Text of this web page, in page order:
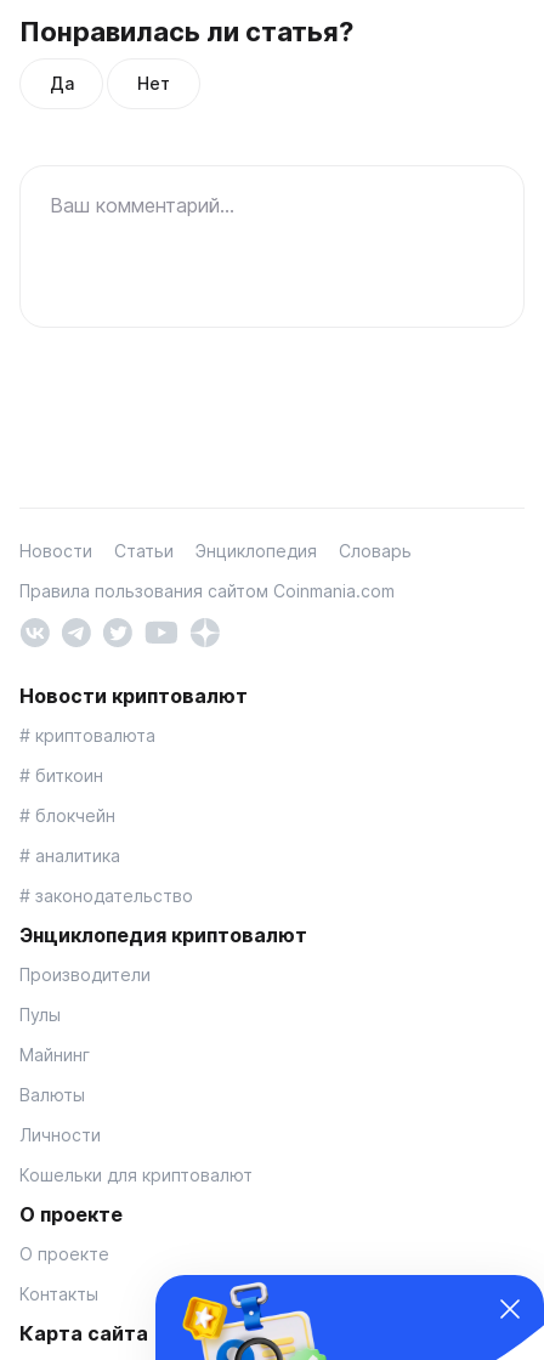
Понравилась ли статья?
Да Нет
Ваш комментарий...
Новости Статьи Энциклопедия
Словарь
Правила пользования сайтом Coinmania.com
Новости криптовалют
# криптовалюта
# биткоин
# блокчейн
# аналитика
# законодательство
Энциклопедия криптовалют
Производители
Пулы
Майнинг
Валюты
Личности
Кошельки для криптовалют
О проекте
О проекте
Контакты
Карта сайта